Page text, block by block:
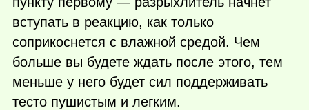
вступать в реакцию, как только
соприкоснется с влажной средой. Чем
больше вы будете ждать после этого, тем
меньше у него будет сил поддерживать
тесто пушистым и легким.